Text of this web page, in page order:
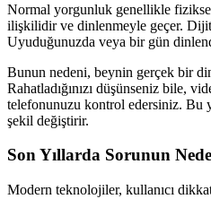
Normal yorgunluk genellikle
ilişkilidir ve dinlenmeyle geçer.
Uyuduğunuzda veya bir gün
Bunun nedeni, beynin gerçek bir
Rahatladığınızı düşünseniz bile,
telefonunuzu kontrol edersiniz. Bu
şekil değiştirir.
Son Yıllarda Sorunun
Modern teknolojiler, kullanıcı